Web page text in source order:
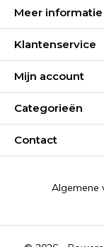
Meer informatie
Klantenservice
Mijn account
Categorieën
Contact
Algemene